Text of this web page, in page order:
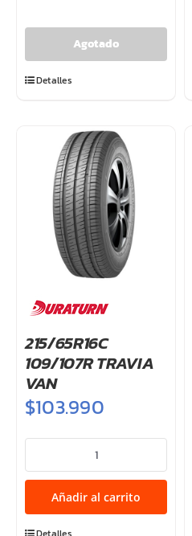
Detalles
215/65R16C
109/107R TRAVIA
VAN
$103.990
109/107R
TRAVIA
cantidad
Añadir al carrito